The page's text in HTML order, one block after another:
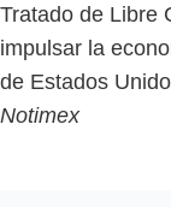
Tratado de Libre
impulsar la
de Estados
Notimex